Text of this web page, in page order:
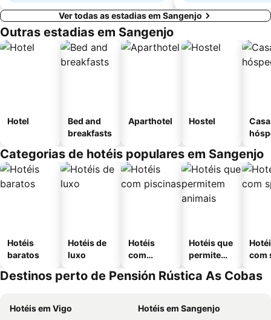
Ver todas as estadias em Sangenjo
Outras estadias em Sangenjo
Hotel
Bed and
breakfasts
Aparthotel Hostel
Categorias de hotéis populares em Sangenjo
Hotéis
baratos
Hotéis de
luxo
Hotéis
com
Hotéis que
permitem
com
Destinos perto de Pensión Rústica As Cobas
Hotéis em Vigo
Hotéis em Sangenjo